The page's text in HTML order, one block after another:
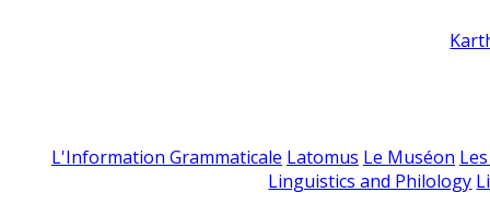
L'Information Grammaticale Latomus Le Muséon
Linguistics and Philology